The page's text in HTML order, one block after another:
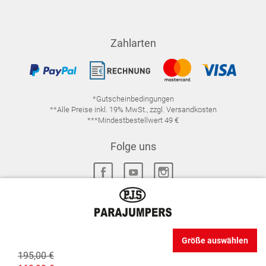
195,00 €
Größe auswählen
Zahlarten
*Gutscheinbedingungen
**Alle Preise inkl. 19% MwSt., zzgl. Versandkosten
***Mindestbestellwert 49 €
Folge uns
DATENSCHUTZ-EINSTELLUNGEN
WIDERRUFSRECHT